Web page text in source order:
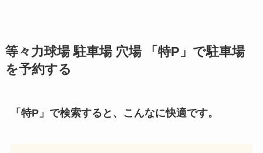
等々力球場駐車場 穴場 「特P」で駐車場
を予約する
「特P」で検索すると、こんなに快適です。